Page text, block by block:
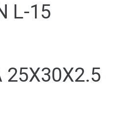
L-15
25X30X2.5